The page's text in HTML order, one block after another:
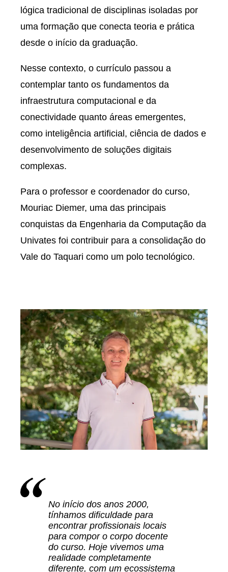
lógica tradicional de disciplinas isoladas por
uma formação que conecta teoria e prática
desde o início da graduação.
Nesse contexto, o currículo passou a
contemplar tanto os fundamentos da
infraestrutura computacional e da
conectividade quanto áreas emergentes,
como inteligência artificial, ciência de dados e
desenvolvimento de soluções digitais
complexas.
Para o professor e coordenador do curso,
Mouriac Diemer, uma das principais
conquistas da Engenharia da Computação da
Univates foi contribuir para a consolidação do
Vale do Taquari como um polo tecnológico.
No início dos anos 2000,
tínhamos dificuldade para
encontrar profissionais locais
para compor o corpo docente
do curso. Hoje vivemos uma
realidade completamente
diferente, com um ecossistema